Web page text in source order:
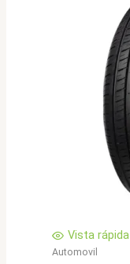
Vista rápida
Automovil